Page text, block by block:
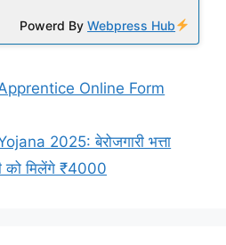
Powerd ByWebpress Hub
Online Form
2025: बेरोजगारी भत्ता
को मिलेंगे ₹4000